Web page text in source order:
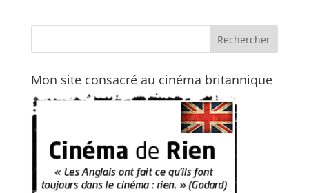
Mon site consacré au cinéma britannique